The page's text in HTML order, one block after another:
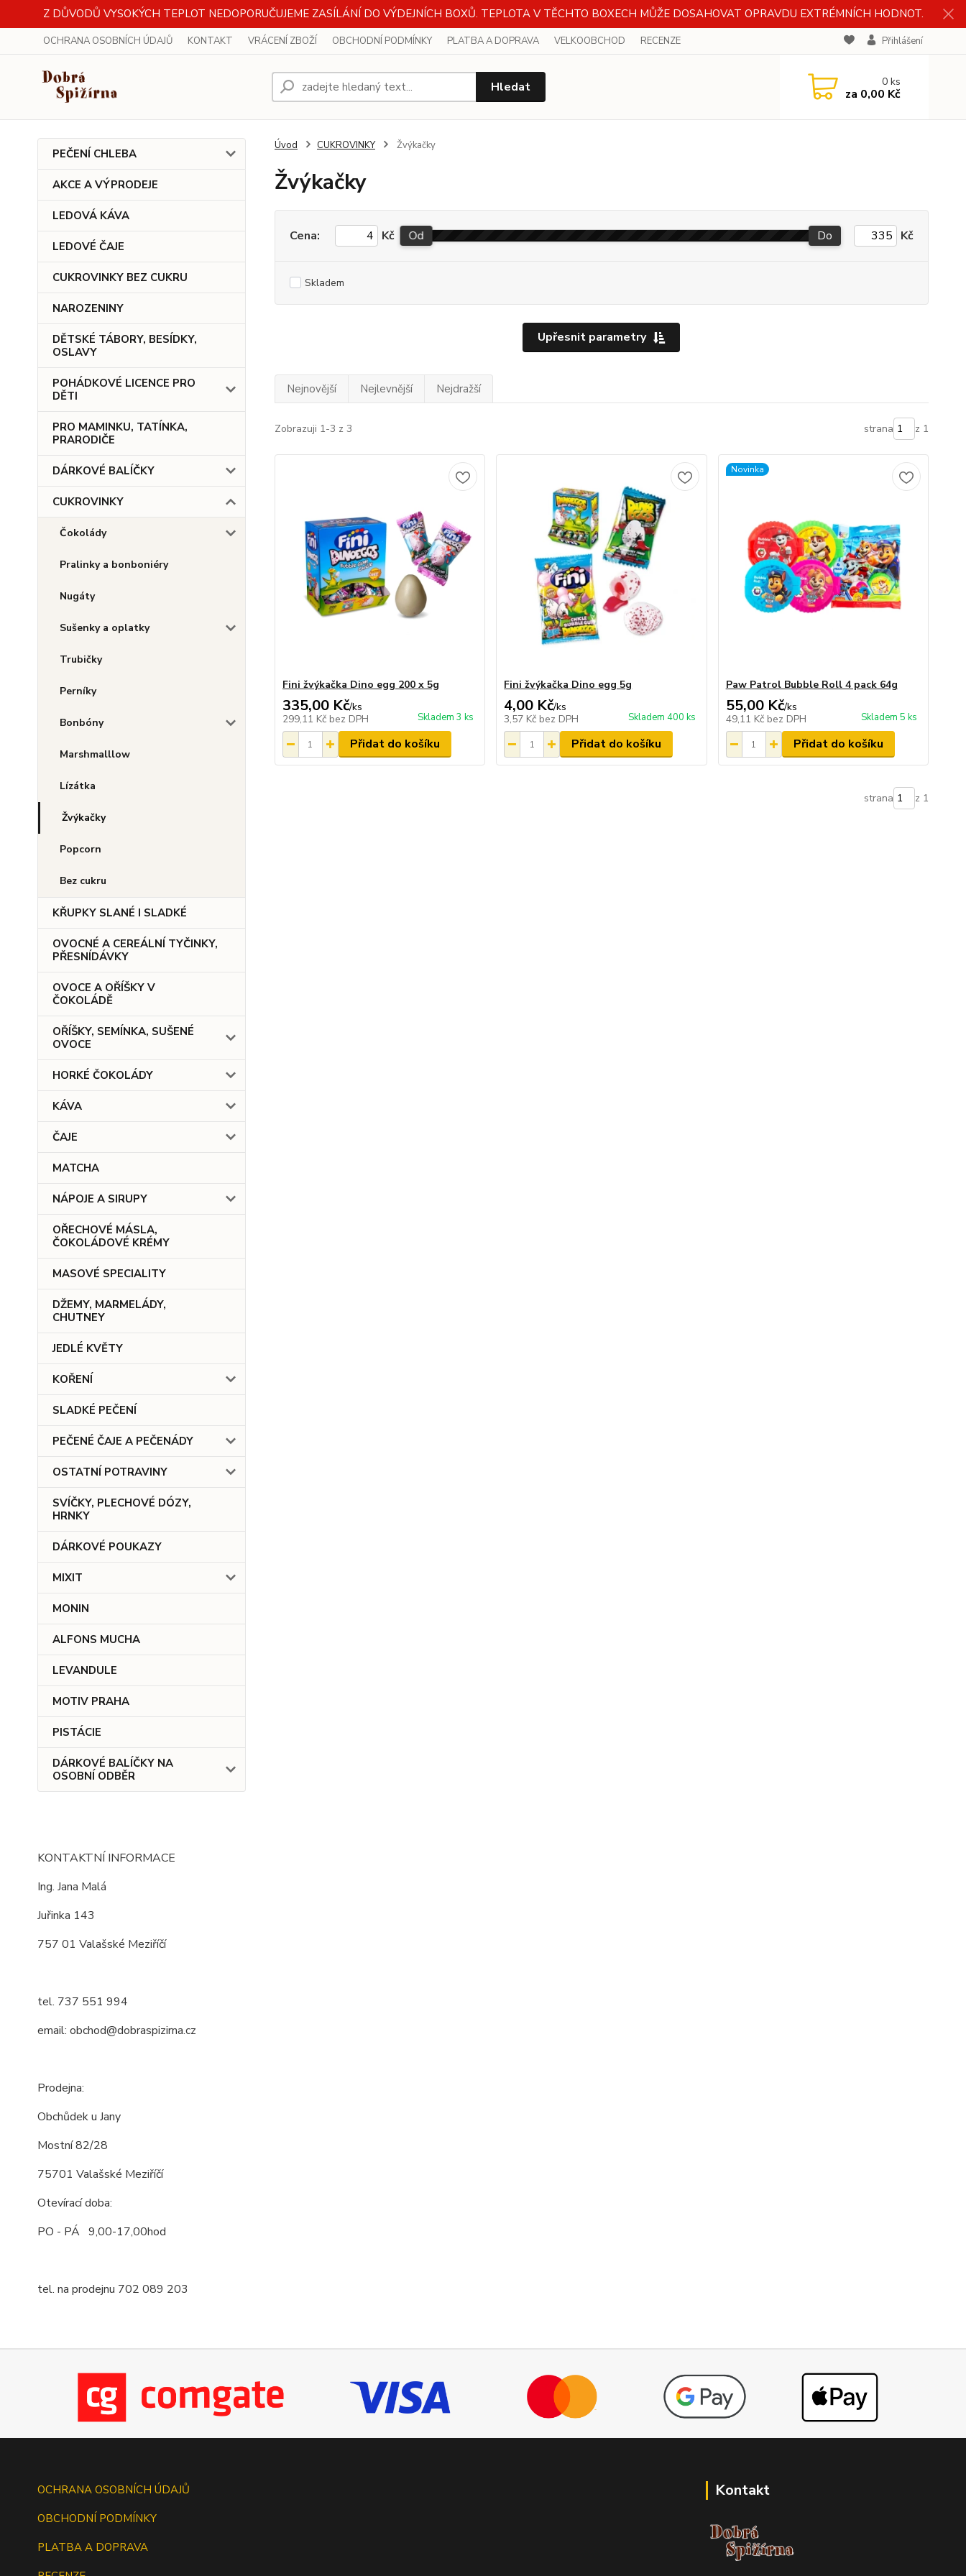
Z DŮVODŮ VYSOKÝCH TEPLOT NEDOPORUČUJEME ZASÍLÁNÍ DO VÝDEJNÍCH BOXŮ. TEPLOTA V TĚCHTO BOXECH MŮŽE DOSAHOVAT OPRAVDU EXTRÉMNÍCH HODNOT.
OCHRANA OSOBNÍCH ÚDAJŮ KONTAKT VRÁCENÍ ZBOŽÍ OBCHODNÍ PODMÍNKY PLATBA A DOPRAVA VELKOOBCHOD RECENZE Přihlášení
Hledat 0ks
za 0,00 Kč
PEČENÍ CHLEBA
AKCE A VÝPRODEJE
LEDOVÁ KÁVA
LEDOVÉ ČAJE
CUKROVINKY BEZ CUKRU
NAROZENINY
DĚTSKÉ TÁBORY, BESÍDKY,
OSLAVY
POHÁDKOVÉ LICENCE PRO
DĚTI
PRO MAMINKU, TATÍNKA,
PRARODIČE
DÁRKOVÉ BALÍČKY
CUKROVINKY
Čokolády
Pralinky a bonboniéry
Nugáty
Sušenky a oplatky
Trubičky
Perníky
Bonbóny
Marshmalllow
Lízátka
Žvýkačky
Popcorn
Bez cukru
KŘUPKY SLANÉ I SLADKÉ
OVOCNÉ A CEREÁLNÍ TYČINKY,
PŘESNÍDÁVKY
OVOCE A OŘÍŠKY V
ČOKOLÁDĚ
OŘÍŠKY, SEMÍNKA, SUŠENÉ
OVOCE
HORKÉ ČOKOLÁDY
KÁVA
ČAJE
MATCHA
NÁPOJE A SIRUPY
OŘECHOVÉ MÁSLA,
ČOKOLÁDOVÉ KRÉMY
MASOVÉ SPECIALITY
DŽEMY, MARMELÁDY,
CHUTNEY
JEDLÉ KVĚTY
KOŘENÍ
SLADKÉ PEČENÍ
PEČENÉ ČAJE A PEČENÁDY
OSTATNÍ POTRAVINY
SVÍČKY, PLECHOVÉ DÓZY,
HRNKY
DÁRKOVÉ POUKAZY
MIXIT
MONIN
ALFONS MUCHA
LEVANDULE
MOTIV PRAHA
PISTÁCIE
DÁRKOVÉ BALÍČKY NA
OSOBNÍ ODBĚR
KONTAKTNÍ INFORMACE
Ing. Jana Malá
Juřinka 143
757 01 Valašské Meziříčí
tel. 737 551 994
email: obchod@dobraspizirna.cz
Prodejna:
Obchůdek u Jany
Mostní 82/28
75701 Valašské Meziříčí
Otevírací doba:
PO - PÁ 9,00-17,00hod
tel. na prodejnu 702 089 203
Úvod CUKROVINKY Žvýkačky
Žvýkačky
Upřesnit parametry
Cena: Kč Od Do Kč
Skladem
Nejnovější Nejlevnější Nejdražší
Zobrazuji 1-3 z 3 strana z 1
Fini žvýkačka Dino egg 200 x 5g
335,00 Kč/ks
299,11 Kč bez DPH Skladem 3 ks
Přidat do košíku
Fini žvýkačka Dino egg 5g
4,00 Kč/ks
3,57 Kč bez DPH Skladem 400 ks
Přidat do košíku
Novinka
Paw Patrol Bubble Roll 4 pack 64g
55,00 Kč/ks
49,11 Kč bez DPH Skladem 5 ks
Přidat do košíku
strana z 1
OCHRANA OSOBNÍCH ÚDAJŮ
OBCHODNÍ PODMÍNKY
PLATBA A DOPRAVA
Kontakt
Z DŮVODU VYSOKÝCH TEPLOT DOPORUČUJEME ZVÁŽIT OBJEDNÁVKY DO
OPRAVDU EXTRÉMNÍCH HODNOT.
Zavřít